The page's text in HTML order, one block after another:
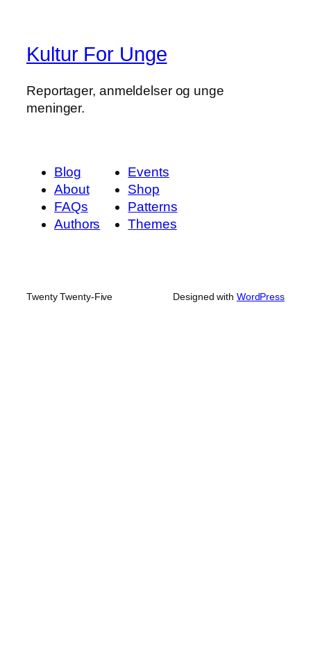
Kultur For Unge
Reportager, anmeldelser og unge
meninger.
Blog
About
FAQs
Authors
Events
Shop
Patterns
Themes
Twenty Twenty-Five Designed with WordPress